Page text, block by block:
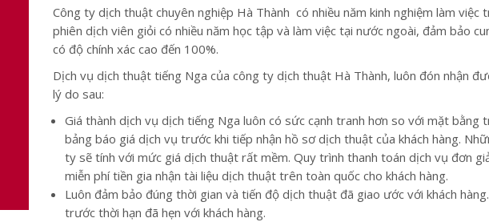
Công ty dịch thuật chuyên nghiệp Hà Thành có nhiều năm kinh nghiệm làm
phiên dịch viên giỏi có nhiều năm học tập và làm việc tại nước ngoài, đảm bảo
có độ chính xác cao đến 100%.
Dịch vụ dịch thuật tiếng Nga của công ty dịch thuật Hà Thành, luôn đón nhận
lý do sau:
Giá thành dịch vụ dịch tiếng Nga luôn có sức cạnh tranh hơn so với mặt
bảng báo giá dịch vụ trước khi tiếp nhận hồ sơ dịch thuật của khách hàng.
ty sẽ tính với mức giá dịch thuật rất mềm. Quy trình thanh toán dịch vụ đơn
miễn phí tiền gia nhận tài liệu dịch thuật trên toàn quốc cho khách hàng.
Luôn đảm bảo đúng thời gian và tiến độ dịch thuật đã giao ước với khách
trước thời hạn đã hẹn với khách hàng.